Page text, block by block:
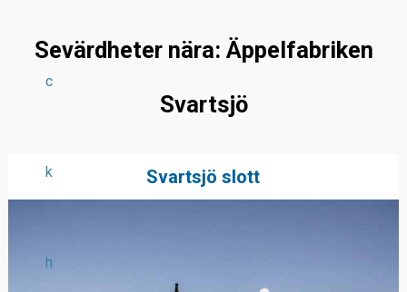
c
k
h
Sevärdheter nära: Äppelfabriken
Svartsjö
Svartsjö slott